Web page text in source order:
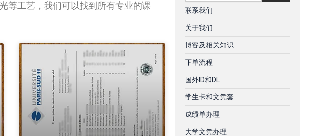
等工艺，我们可以找到所有专业的课
联系我们
关于我们
博客及相关知识
下单流程
国外ID和DL
学生卡和文凭套
成绩单办理
大学文凭办理